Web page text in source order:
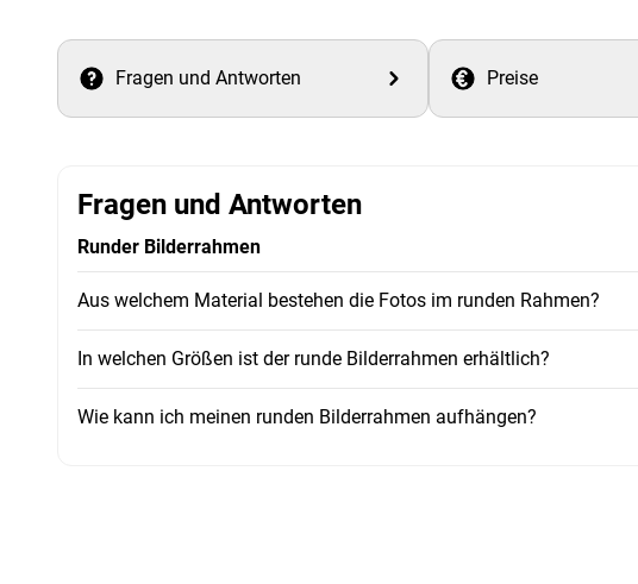
Fragen und Antworten Preise
Fragen und Antworten
Runder Bilderrahmen
Aus welchem Material bestehen die Fotos im runden Rahmen?
In welchen Größen ist der runde Bilderrahmen erhältlich?
Wie kann ich meinen runden Bilderrahmen aufhängen?